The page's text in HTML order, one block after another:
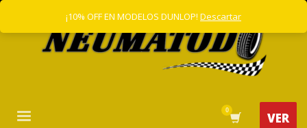
VER
¡10% OFF EN MODELOS DUNLOP! Descartar